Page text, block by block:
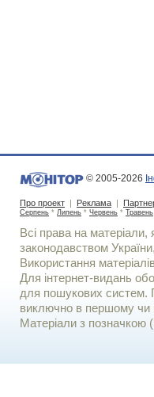
© 2005-2026
Про проект | Реклама |
Серпень * Липень * Червень * Травень
Всі права на матеріали,
законодавством
Використання
Для iнтернет-видань
для пошукових систем.
виключно в першому чи
Матеріали з позначкою